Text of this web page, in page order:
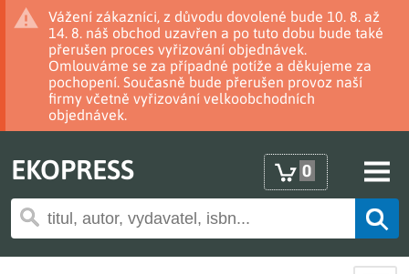
Vážení zákazníci, z důvodu dovolené bude 10. 8. až
14. 8. náš obchod uzavřen a po tuto dobu bude také
přerušen proces vyřizování objednávek.
Omlouváme se za případné potíže a děkujeme za
pochopení. Současně bude přerušen provoz naší
firmy včetně vyřizování velkoobchodních
objednávek.
EKOPRESS 0